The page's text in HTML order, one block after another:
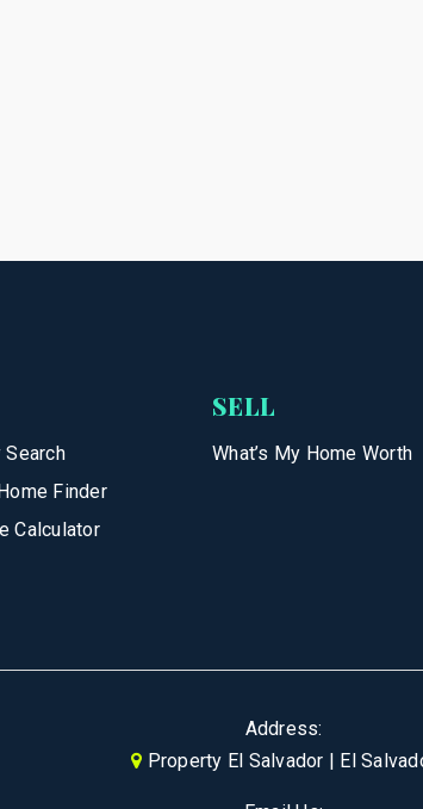
Finder
Calculator
SELL
What’s My Home Worth
Address:
Property El Salvador | El